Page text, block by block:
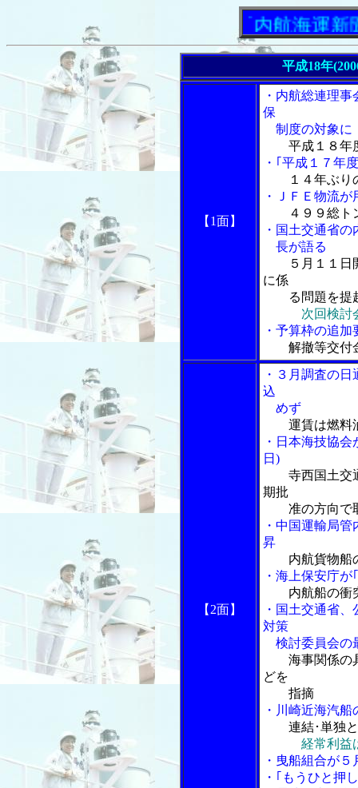
「内航海運新聞」
平成18年
【1面】
・内航総連理
保
制度の対象に
平成１８年
・｢平成１７年
１４年ぶ
・ＪＦＥ物流
４９９総ト
・国土交通省
長が語る
５月１１
に係
る問題を提
次回検討
・予算枠の追
解撤等交付
【2面】
・３月調査の
込
めず
運賃は燃料
・日本海技協
日)
寺西国土交
期批
准の方向で
・中国運輸局
昇
内航貨物船
・海上保安庁
内航船の衝
・国土交通省
対策
検討委員会の
海事関係の
どを
指摘
・川崎近海汽
連結･単独
経常利益
・曳船組合が
・｢もうひと押